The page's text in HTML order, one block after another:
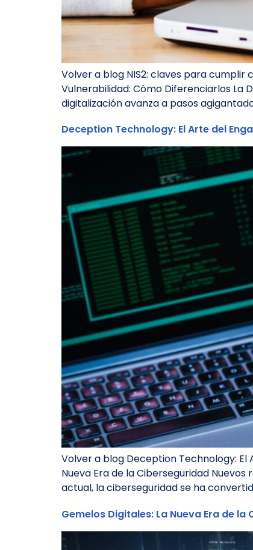
Volver a blog NIS2: claves para
Vulnerabilidad: Cómo Diferenciarlos La
digitalización avanza a pasos
Deception Technology: El Arte del
Volver a blog Deception Technology: El
Nueva Era de la Ciberseguridad
actual, la ciberseguridad se ha
Gemelos Digitales: La Nueva Era de